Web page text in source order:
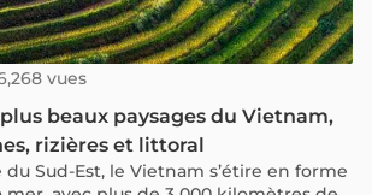
vues
beaux paysages du Vietnam,
rizières et littoral
du Sud-Est, le Vietnam s’étire en forme